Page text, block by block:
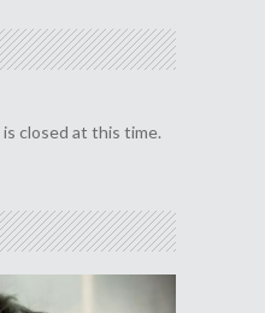
closed at this time.